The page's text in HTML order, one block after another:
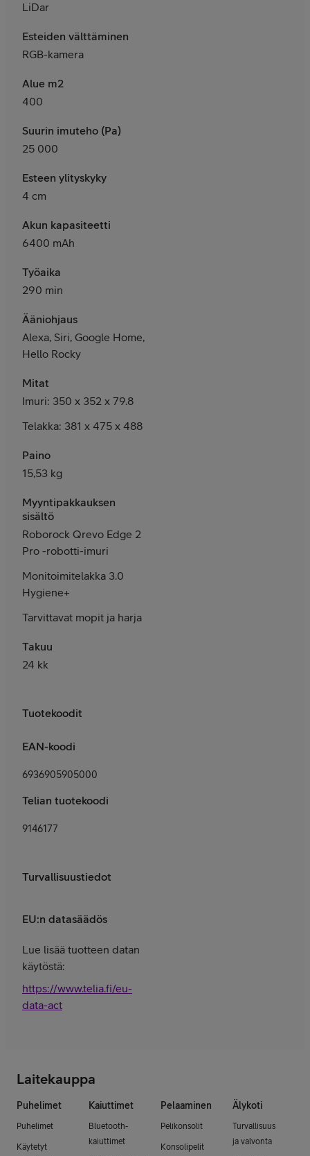
LiDar
Esteiden välttäminen
RGB-kamera
Alue m2
400
Suurin imuteho (Pa)
25 000
Esteen ylityskyky
4 cm
Akun kapasiteetti
6400 mAh
Työaika
290 min
Ääniohjaus
Alexa, Siri, Google Home,
Hello Rocky
Mitat
Imuri: 350 x 352 x 79.8
Telakka: 381 x 475 x 488
Paino
15,53 kg
Myyntipakkauksen
sisältö
Roborock Qrevo Edge 2
Pro -robotti-imuri
Monitoimitelakka 3.0
Hygiene+
Tarvittavat mopit ja harja
Takuu
24 kk
Tuotekoodit
EAN-koodi
6936905905000
Telian tuotekoodi
9146177
Turvallisuustiedot
EU:n datasäädös
Lue lisää tuotteen datan
käytöstä:
https://www.telia.fi/eu-
data-act
Laitekauppa
Puhelimet
Puhelimet
Käytetyt
Kaiuttimet
Bluetooth-
kaiuttimet
Pelaaminen
Pelikonsolit
Konsolipelit
Älykoti
Turvallisuus
ja valvonta